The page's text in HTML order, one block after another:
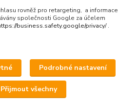
S+R s.r.o., IČ 25855972
Upravit sběr cookies.
rovněž pro retargeting, a informace
společnosti Google za účelem
business.safety.google/privacy/.
Podrobné nastavení
Přijmout všechny